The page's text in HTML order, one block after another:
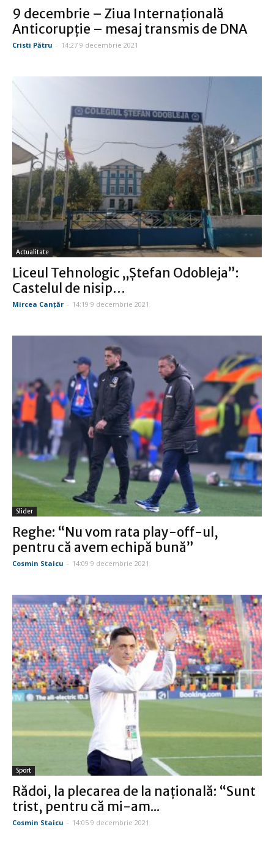
9 decembrie – Ziua Internaţională
Anticorupţie – mesaj transmis de DNA
Cristi Pătru - 14:27 9 decembrie 2021
Actualitate
Liceul Tehnologic „Ştefan Odobleja”:
Castelul de nisip…
Mircea Canţăr - 14:19 9 decembrie 2021
Slider
Reghe: “Nu vom rata play-off-ul,
pentru că avem echipă bună”
Cosmin Staicu - 14:09 9 decembrie 2021
Sport
Rădoi, la plecarea de la naţională: “Sunt
trist, pentru că mi-am...
Cosmin Staicu - 14:05 9 decembrie 2021